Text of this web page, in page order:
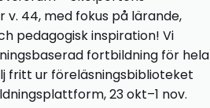
44, med fokus på lärande,
pedagogisk inspiration! Vi
fortbildning för hela
fritt ur föreläsningsbiblioteket
23 okt–1 nov.